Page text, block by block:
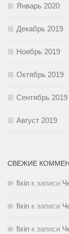
Январь 2020
Декабрь 2019
Ноябрь 2019
Октябрь 2019
Сентябрь 2019
Август 2019
СВЕЖИЕ
fixin к записи
fixin к записи
fixin к записи